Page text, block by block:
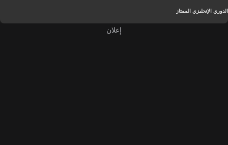
الدوري الإنجليزي الممتاز